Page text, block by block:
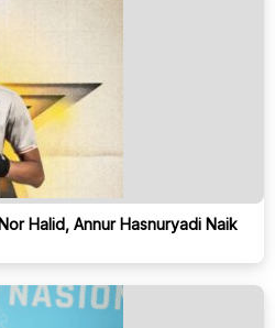
Halid, Annur Hasnuryadi Naik